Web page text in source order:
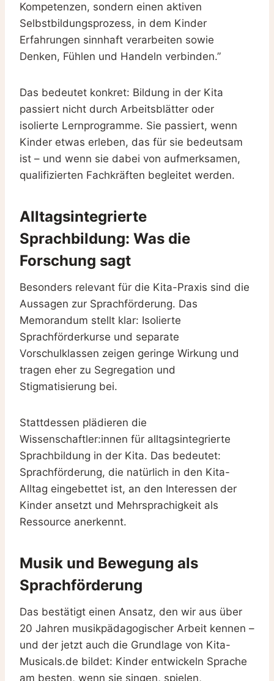
Kompetenzen, sondern einen aktiven
Selbstbildungsprozess, in dem Kinder
Erfahrungen sinnhaft verarbeiten sowie
Denken, Fühlen und Handeln verbinden.”
Das bedeutet konkret: Bildung in der Kita
passiert nicht durch Arbeitsblätter oder
isolierte Lernprogramme. Sie passiert, wenn
Kinder etwas erleben, das für sie bedeutsam
ist – und wenn sie dabei von aufmerksamen,
qualifizierten Fachkräften begleitet werden.
Alltagsintegrierte
Sprachbildung: Was die
Forschung sagt
Besonders relevant für die Kita-Praxis sind die
Aussagen zur Sprachförderung. Das
Memorandum stellt klar: Isolierte
Sprachförderkurse und separate
Vorschulklassen zeigen geringe Wirkung und
tragen eher zu Segregation und
Stigmatisierung bei.
Stattdessen plädieren die
Wissenschaftler:innen für alltagsintegrierte
Sprachbildung in der Kita. Das bedeutet:
Sprachförderung, die natürlich in den Kita-
Alltag eingebettet ist, an den Interessen der
Kinder ansetzt und Mehrsprachigkeit als
Ressource anerkennt.
Musik und Bewegung als
Sprachförderung
Das bestätigt einen Ansatz, den wir aus über
20 Jahren musikpädagogischer Arbeit kennen –
und der jetzt auch die Grundlage von Kita-
Musicals.de bildet: Kinder entwickeln Sprache
am besten, wenn sie singen, spielen,